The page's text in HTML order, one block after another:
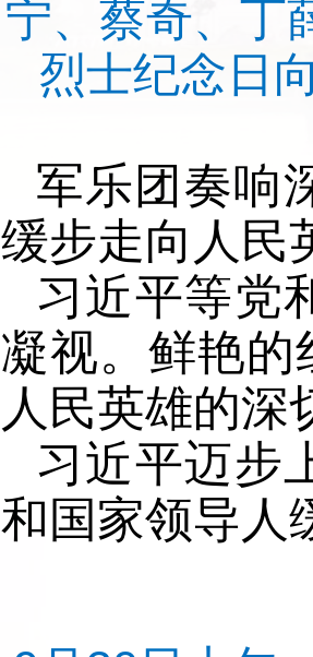
宁、蔡奇、丁
烈士纪念日
军乐团奏响
缓步走向人民
习近平等党
凝视。鲜艳
人民英雄的深
习近平迈步
和国家领导人